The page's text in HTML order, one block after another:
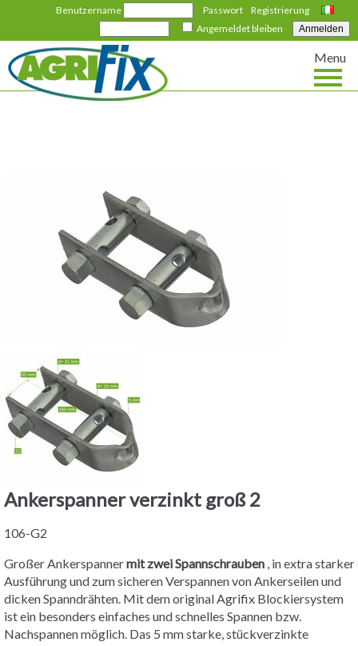
Italiano
Registrierung
Benutzername
Passwort
Angemeldet bleiben
Menu
Ankerspanner verzinkt groß 2
106-G2
Großer Ankerspannermit zwei Spannschrauben , in extra starker
Ausführung und zum sicheren Verspannen von Ankerseilen und
dicken Spanndrähten. Mit dem original Agrifix Blockiersystem
ist ein besonders einfaches und schnelles Spannen bzw.
Nachspannen möglich. Das 5 mm starke, stückverzinkte